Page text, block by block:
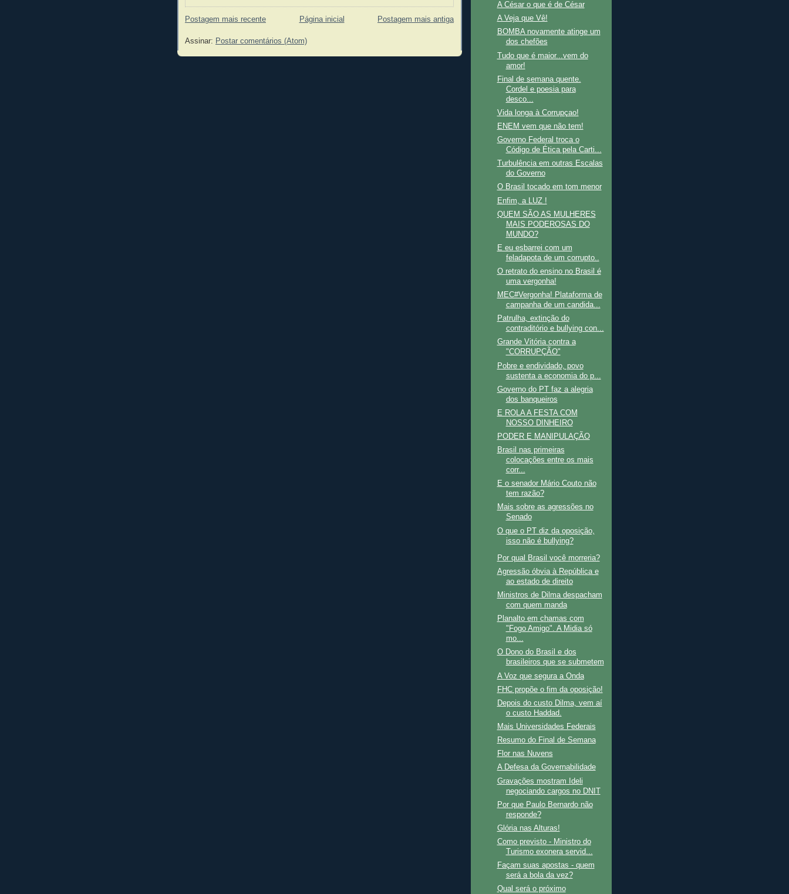
Postagem mais recente Postagem mais antiga
Página inicial
Assinar: Postar comentários (Atom)
A César o que é de César
A Veja que Vê!
BOMBA novamente atinge um
dos chefões
Tudo que é maior...vem do
amor!
Final de semana quente.
Cordel e poesia para
desco...
Vida longa à Corrupçao!
ENEM vem que não tem!
Governo Federal troca o
Código de Ética pela Carti...
Turbulência em outras Escalas
do Governo
O Brasil tocado em tom menor
Enfim, a LUZ !
QUEM SÃO AS MULHERES
MAIS PODEROSAS DO
MUNDO?
E eu esbarrei com um
feladapota de um corrupto..
O retrato do ensino no Brasil é
uma vergonha!
MEC#Vergonha! Plataforma de
campanha de um candida...
Patrulha, extinção do
contraditório e bullying con...
Grande Vitória contra a
"CORRUPÇÃO"
Pobre e endividado, povo
sustenta a economia do p...
Governo do PT faz a alegria
dos banqueiros
E ROLA A FESTA COM
NOSSO DINHEIRO
PODER E MANIPULAÇÃO
Brasil nas primeiras
colocações entre os mais
corr...
E o senador Mário Couto não
tem razão?
Mais sobre as agressões no
Senado
O que o PT diz da oposição,
isso não é bullying?
Por qual Brasil você morreria?
Agressão óbvia à República e
ao estado de direito
Ministros de Dilma despacham
com quem manda
Planalto em chamas com
"Fogo Amigo". A Midia só
mo...
O Dono do Brasil e dos
brasileiros que se submetem
A Voz que segura a Onda
FHC propõe o fim da oposição!
Depois do custo Dilma, vem aí
o custo Haddad.
Mais Universidades Federais
Resumo do Final de Semana
Flor nas Nuvens
A Defesa da Governabilidade
Gravações mostram Ideli
negociando cargos no DNIT
Por que Paulo Bernardo não
responde?
Glória nas Alturas!
Como previsto - Ministro do
Turismo exonera servid...
Façam suas apostas - quem
será a bola da vez?
Qual será o próximo